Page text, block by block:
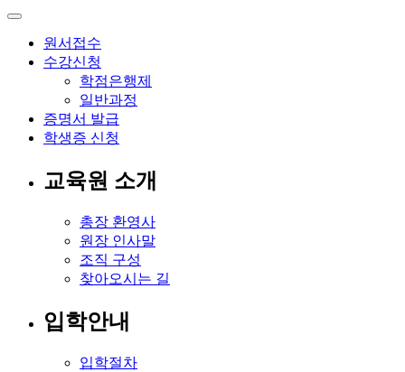
원서접수
수강신청
학점은행제
일반과정
증명서 발급
학생증 신청
교육원 소개
총장 환영사
원장 인사말
조직 구성
찾아오시는 길
입학안내
입학절차